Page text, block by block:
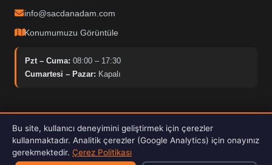
info@sacdanadam.com
Konumumuzu Görüntüle
Pzt – Cuma: 08:00 – 17:30
Cumartesi – Pazar: Kapalı
© 2025 Sacdan Adam. Tüm hakları saklıdır.
Hardox İşleme ISO Kalite 30kW Fiber Lazer
Bu site, kullanıcı deneyimini geliştirmek için çerezler
kullanmaktadır. Analitik çerezler (Google Analytics) için onayınız
gerekmektedir. Çerez Politikası